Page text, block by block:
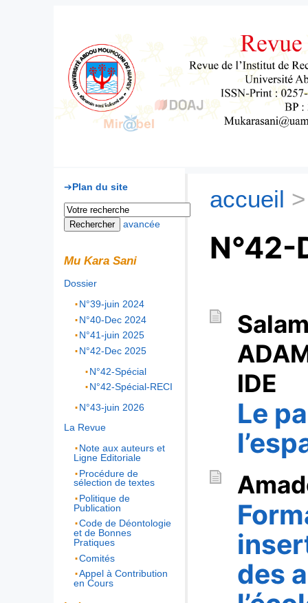
Mu Kara Sani
accueil >
N°42-
IDE
Le
des
Plan du site
avancée
Mu Kara Sani
Dossier
N°39-juin 2024
N°40-Dec 2024
N°41-juin 2025
N°42-Dec 2025
N°42-Spécial
N°42-Spécial-RECI
N°43-juin 2026
La Revue
Note aux auteurs et
Ligne Editoriale
Procédure de
sélection de textes
Politique de
Publication
Code de Déontologie
et de Bonnes
Pratiques
Comités
Appel à Contribution
en Cours